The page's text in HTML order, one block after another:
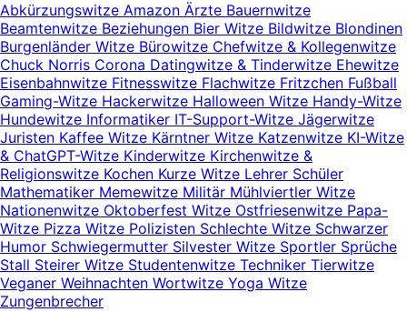
Abkürzungswitze Amazon Ärzte Bauernwitze
Beamtenwitze Beziehungen Bier Witze Bildwitze Blondinen
Burgenländer Witze Bürowitze Chefwitze & Kollegenwitze
Chuck Norris Corona Datingwitze & Tinderwitze Ehewitze
Eisenbahnwitze Fitnesswitze Flachwitze Fritzchen Fußball
Gaming-Witze Hackerwitze Halloween Witze Handy-Witze
Hundewitze Informatiker IT-Support-Witze Jägerwitze
Juristen Kaffee Witze Kärntner Witze Katzenwitze KI-Witze
& ChatGPT-Witze Kinderwitze Kirchenwitze &
Religionswitze Kochen Kurze Witze Lehrer Schüler
Mathematiker Memewitze Militär Mühlviertler Witze
Nationenwitze Oktoberfest Witze Ostfriesenwitze Papa-
Witze Pizza Witze Polizisten Schlechte Witze Schwarzer
Humor Schwiegermutter Silvester Witze Sportler Sprüche
Stall Steirer Witze Studentenwitze Techniker Tierwitze
Veganer Weihnachten Wortwitze Yoga Witze
Zungenbrecher